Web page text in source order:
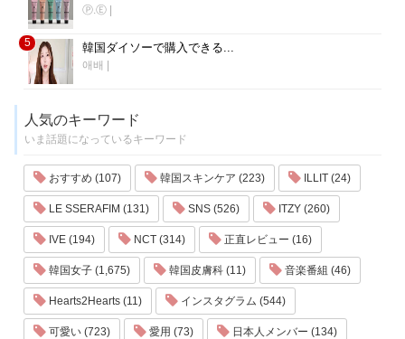
Ⓟ.Ⓔ |
5 韓国ダイソーで購入できる...
애배 |
人気のキーワード
いま話題になっているキーワード
おすすめ (107) 韓国スキンケア (223) ILLIT (24)
LE SSERAFIM (131) SNS (526) ITZY (260)
IVE (194) NCT (314) 正直レビュー (16)
韓国女子 (1,675) 韓国皮膚科 (11) 音楽番組 (46)
Hearts2Hearts (11) インスタグラム (544)
可愛い (723) 愛用 (73) 日本人メンバー (134)